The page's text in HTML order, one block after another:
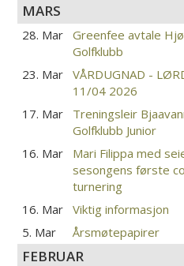
MARS
28. Mar
Greenfee avtale
Golfklubb
23. Mar
VÅRDUGNAD -
11/04 2026
17. Mar
Treningsleir
Golfklubb Junior
16. Mar
Mari Filippa med
sesongens første
turnering
16. Mar Viktig informasjon
5. Mar
Årsmøtepapirer
FEBRUAR